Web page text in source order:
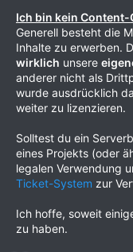
Ich bin kein Content-
Generell besteht die
Inhalte zu erwerben.
wirklich unsere
anderer nicht als
wurde ausdrücklich
weiter zu lizenzieren.
Solltest du ein
eines Projekts (oder
legalen Verwendung
Ticket-System zur
Ich hoffe, soweit
zu haben.